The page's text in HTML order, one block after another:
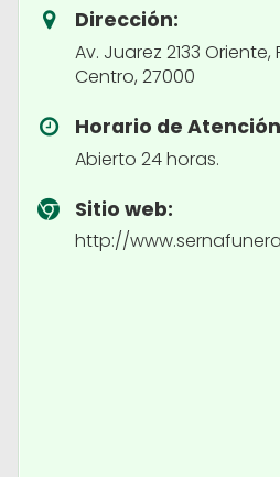
Dirección:
Av. Juarez 2133
Centro, 27000
Horario de
Abierto 24 horas.
Sitio web:
http://